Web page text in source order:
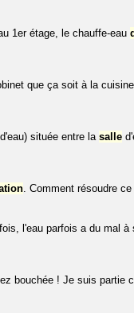
1er étage, le chauffe-eau
que ça soit à la
située entre lasalle
. Comment résoudre ce
l'eau parfois a du mal
bouchée ! Je suis partie